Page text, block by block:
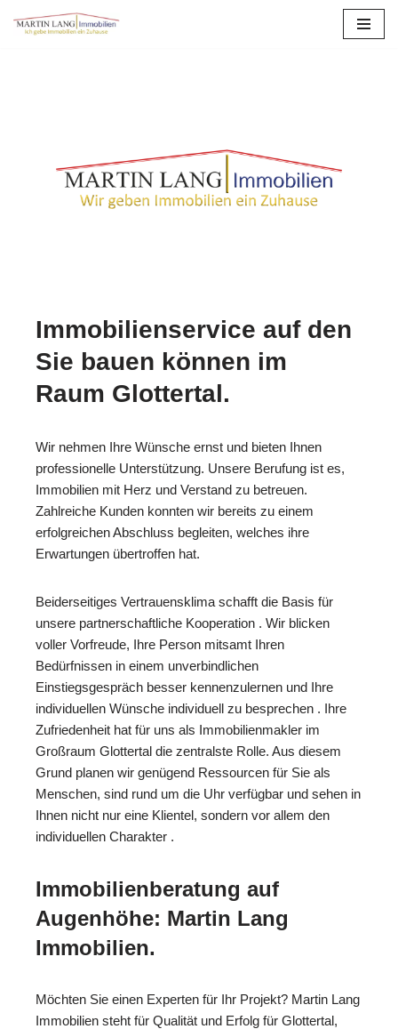
Immobilienservice auf den
Sie bauen können im
Raum Glottertal.
Wir nehmen Ihre Wünsche ernst und bieten Ihnen
professionelle Unterstützung. Unsere Berufung ist es,
Immobilien mit Herz und Verstand zu betreuen.
Zahlreiche Kunden konnten wir bereits zu einem
erfolgreichen Abschluss begleiten, welches ihre
Erwartungen übertroffen hat.
Beiderseitiges Vertrauensklima schafft die Basis für
unsere partnerschaftliche Kooperation . Wir blicken
voller Vorfreude, Ihre Person mitsamt Ihren
Bedürfnissen in einem unverbindlichen
Einstiegsgespräch besser kennenzulernen und Ihre
individuellen Wünsche individuell zu besprechen . Ihre
Zufriedenheit hat für uns als Immobilienmakler im
Großraum Glottertal die zentralste Rolle. Aus diesem
Grund planen wir genügend Ressourcen für Sie als
Menschen, sind rund um die Uhr verfügbar und sehen in
Ihnen nicht nur eine Klientel, sondern vor allem den
individuellen Charakter .
Immobilienberatung auf
Augenhöhe: Martin Lang
Immobilien.
Möchten Sie einen Experten für Ihr Projekt? Martin Lang
Immobilien steht für Qualität und Erfolg für Glottertal,